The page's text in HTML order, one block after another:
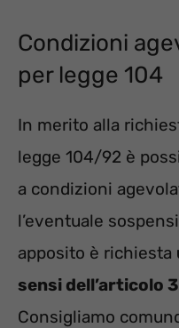
Condizioni
per legge 104
In merito alla
legge 104/92 è
a condizioni
l’eventuale
apposito è richiesta
sensi dell’articolo
Consigliamo